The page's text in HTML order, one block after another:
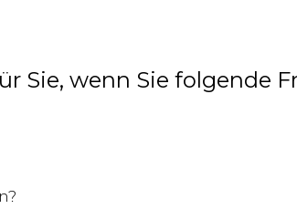
Sie, wenn Sie folgende